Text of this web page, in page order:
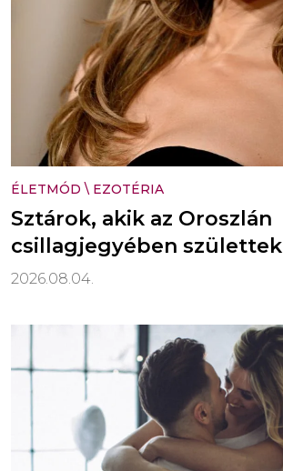
ÉLETMÓD \ EZOTÉRIA
Sztárok, akik az Oroszlán
csillagjegyében születtek
2026.08.04.